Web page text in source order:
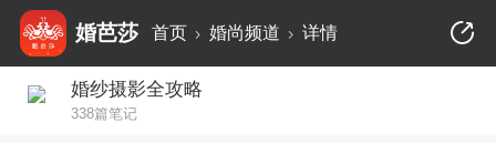
婚芭莎 首页 婚尚频道 详情
婚纱摄影全攻略
338篇笔记